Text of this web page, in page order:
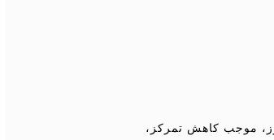
موجب کاهش تمرکز،